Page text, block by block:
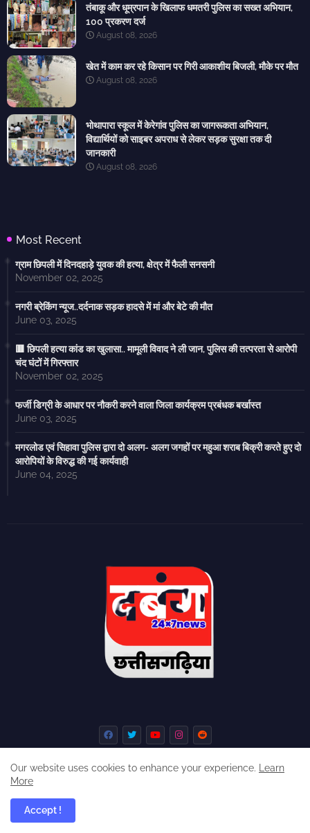
तंबाकू और धूम्रपान के खिलाफ धमतरी पुलिस का सख्त अभियान,
100 प्रकरण दर्ज
August 08, 2026
खेत में काम कर रहे किसान पर गिरी आकाशीय बिजली, मौके पर मौत
August 08, 2026
भोथापारा स्कूल में केरेगांव पुलिस का जागरूकता अभियान,
विद्यार्थियों को साइबर अपराध से लेकर सड़क सुरक्षा तक दी
जानकारी
August 08, 2026
Most Recent
ग्राम छिपली में दिनदहाड़े युवक की हत्या, क्षेत्र में फैली सनसनी
November 02, 2025
नगरी ब्रेकिंग न्यूज..दर्दनाक सड़क हादसे में मां और बेटे की मौत
June 03, 2025
🟥 छिपली हत्या कांड का खुलासा.. मामूली विवाद ने ली जान, पुलिस की तत्परता से आरोपी
चंद घंटों में गिरफ्तार
November 02, 2025
फर्जी डिग्री के आधार पर नौकरी करने वाला जिला कार्यक्रम प्रबंधक बर्खास्त
June 03, 2025
मगरलोड एवं सिहावा पुलिस द्वारा दो अलग- अलग जगहों पर महुआ शराब बिक्री करते हुए दो
आरोपियों के विरुद्ध की गई कार्यवाही
June 04, 2025
Our website uses cookies to enhance your experience.
Learn
More
Accept !